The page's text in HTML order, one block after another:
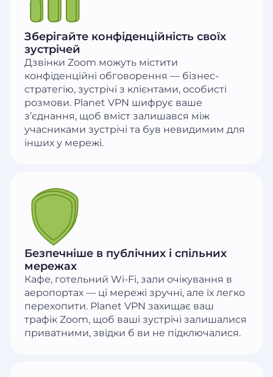
Зберігайте конфіденційність своїх
зустрічей
Дзвінки Zoom можуть містити
конфіденційні обговорення — бізнес-
стратегію, зустрічі з клієнтами, особисті
розмови. Planet VPN шифрує ваше
з’єднання, щоб вміст залишався між
учасниками зустрічі та був невидимим для
інших у мережі.
Безпечніше в публічних і спільних
мережах
Кафе, готельний Wi-Fi, зали очікування в
аеропортах — ці мережі зручні, але їх легко
перехопити. Planet VPN захищає ваш
трафік Zoom, щоб ваші зустрічі залишалися
приватними, звідки б ви не підключалися.